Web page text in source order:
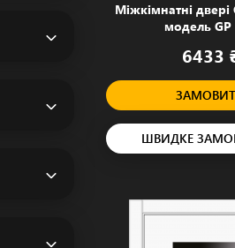
Міжкімнатні
модель GP
6433
ШВИДКЕ